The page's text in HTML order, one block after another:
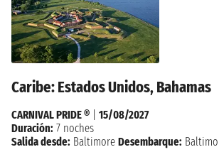
Caribe: Estados Unidos, Bahamas
CARNIVAL PRIDE ®
15/08/2027
Duración: 7 noches
Salida desde: Baltimore Desembarque: